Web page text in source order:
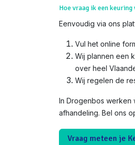
Hoe vraag ik een
Eenvoudig via ons
Vul het online
Wij plannen een
over heel
Wij regelen de
In Drogenbos werken
afhandeling. Bel ons
Vraag meteen je